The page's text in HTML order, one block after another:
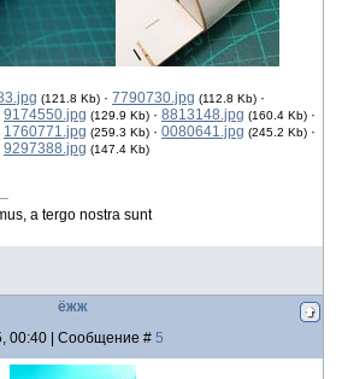
(121.8 Kb) · 7790730.jpg (112.8 Kb) ·
9174550.jpg (129.9 Kb) · 8813148.jpg (160.4 Kb) ·
1760771.jpg (259.3 Kb) · 0080641.jpg (245.2 Kb) ·
9297388.jpg (147.4 Kb)
a tergo nostra sunt
ёжж
00:40 | Сообщение # 5